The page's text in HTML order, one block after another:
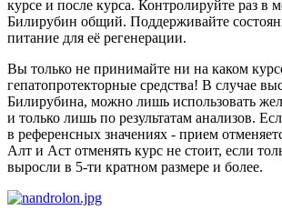
курсе и после курса. Контролируйте раз в
Билирубин общий. Поддерживайте
питание для её регенерации.
Вы только не принимайте ни на каком
гепатопротекторные средства! В случае
Билирубина, можно лишь использовать
и только лишь по результатам анализов.
в референсных значениях - прием
Алт и Аст отменять курс не стоит, если
выросли в 5-ти кратном размере и более.